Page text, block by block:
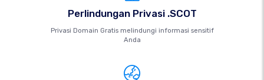
Perlindungan Privasi .SCOT
Privasi Domain Gratis melindungi informasi sensitif
Anda